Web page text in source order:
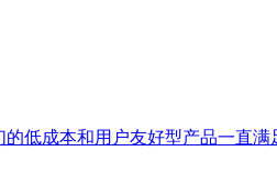
低成本和用户友好型产品一直